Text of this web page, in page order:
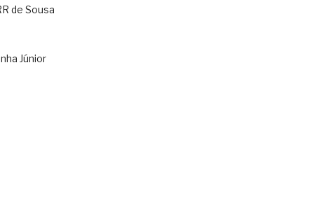
de Sousa
Júnior